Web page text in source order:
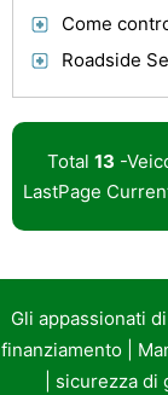
Come
Roadside
Total 13 -
LastPage
Gli appassionati
finanziamento
sicurezza di